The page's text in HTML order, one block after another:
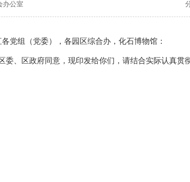
办公室
党组（党委），各园区综合办，化石博物馆：
区政府同意，现印发给你们，请结合实际认真贯彻